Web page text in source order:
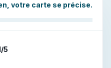
votre carte se précise.
5